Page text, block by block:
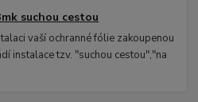
suchou cestou
vaší ochranné fólie zakoupenou
instalace tzv. "suchou cestou","na